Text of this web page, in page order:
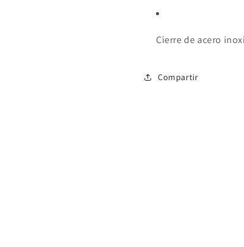
Cierre de acero
Compartir